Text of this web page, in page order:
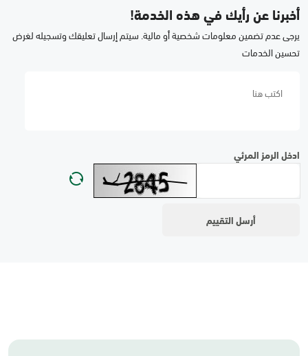
أخبرنا عن رأيك في هذه الخدمة!
يرجى عدم تضمين معلومات شخصية أو مالية. سيتم إرسال تعليقك وتسجيله لغرض
تحسين الخدمات
ادخل الرمز المرئي